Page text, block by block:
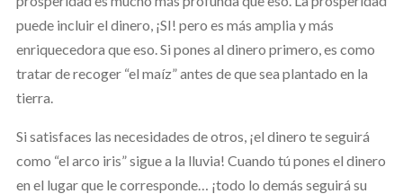
puede incluir el dinero, ¡SI! pero es más amplia y más
enriquecedora que eso. Si pones al dinero primero, es como
tratar de recoger “el maíz” antes de que sea plantado en la
tierra.
Si satisfaces las necesidades de otros, ¡el dinero te seguirá
como “el arco iris” sigue a la lluvia! Cuando tú pones el dinero
en el lugar que le corresponde… ¡todo lo demás seguirá su